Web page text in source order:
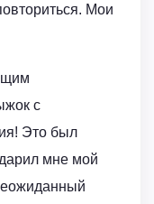
Мои
с
Это был
мне мой